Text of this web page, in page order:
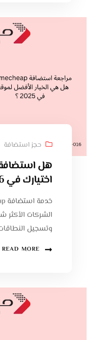
حجز استضافة
اختيارك في 2026؟
الشركات
وتسجيل
READ MORE